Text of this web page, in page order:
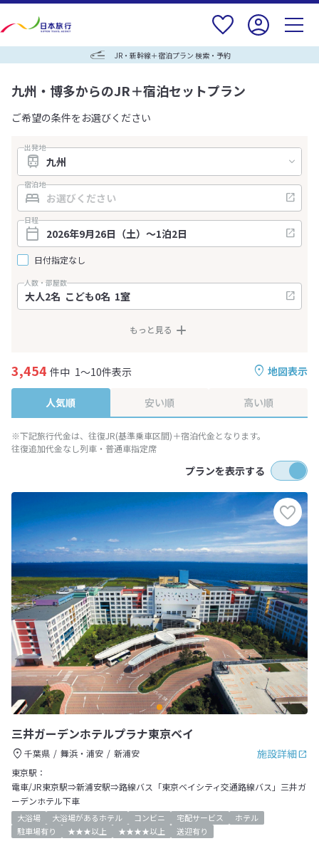
JR・新幹線＋宿泊プラン 検索・予約
九州・博多からのJR＋宿泊セットプラン
ご希望の条件をお選びください
出発地
宿泊地
日程
日付指定なし
人数・部屋数
もっと見る
地図表示
3,454 件中 1～10件表示
人気順 安い順 高い順
※下記旅行代金は、往復JR(基準乗車区間)＋宿泊代金となります。
往復追加代金なし列車・普通車指定席
プランを表示する
三井ガーデンホテルプラナ東京ベイ
施設詳細
千葉県 舞浜・浦安
新浦安
東京駅：
電車/JR東京駅⇒新浦安駅⇒路線バス「東京ベイシティ交通路線バス」三井ガ
ーデンホテル下車
大浴場 大浴場があるホテル コンビニ 宅配サービス
ホテル
駐車場有り
★★★以上 ★★★★以上 送迎有り